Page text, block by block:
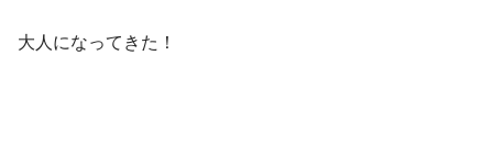
大人になってきた！